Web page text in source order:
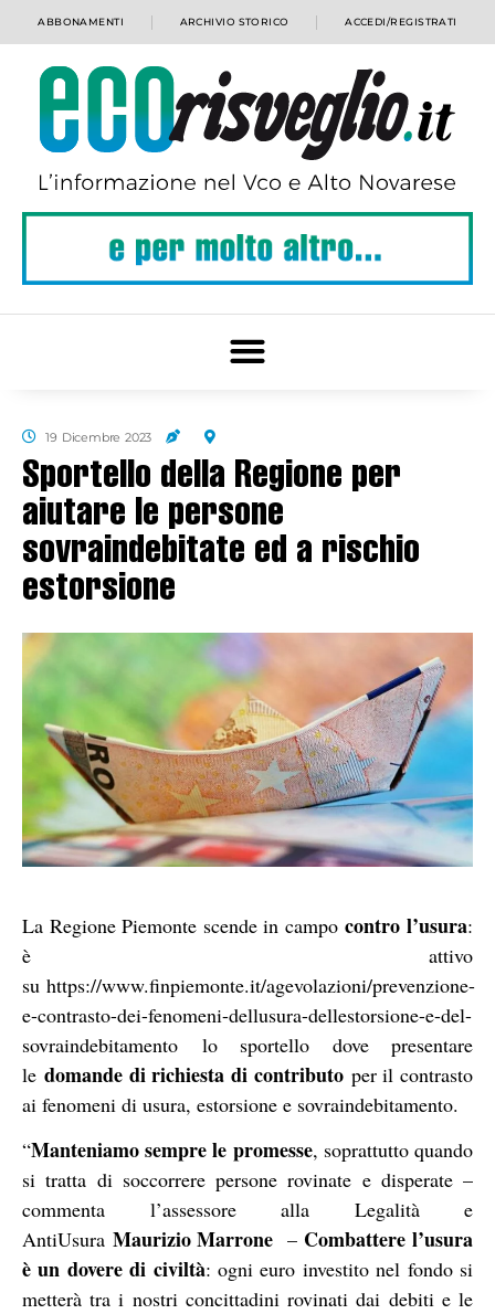
ABBONAMENTI ARCHIVIO STORICO ACCEDI/REGISTRATI
19 Dicembre 2023
Sportello della Regione per
aiutare le persone
sovraindebitate ed a rischio
estorsione
La Regione Piemonte scende in campocontro l’usura:
è attivo
su https://www.finpiemonte.it/agevolazioni/prevenzione-
e-contrasto-dei-fenomeni-dellusura-dellestorsione-e-del-
sovraindebitamento lo sportello dove presentare
le domande di richiesta di contributoper il contrasto
ai fenomeni di usura, estorsione e sovraindebitamento.
“Manteniamo sempre le promesse, soprattutto quando
si tratta di soccorrere persone rovinate e disperate –
commenta l’assessore alla Legalità e
AntiUsura Maurizio Marrone – Combattere l’usura
è un dovere di civiltà: ogni euro investito nel fondo si
metterà tra i nostri concittadini rovinati dai debiti e le